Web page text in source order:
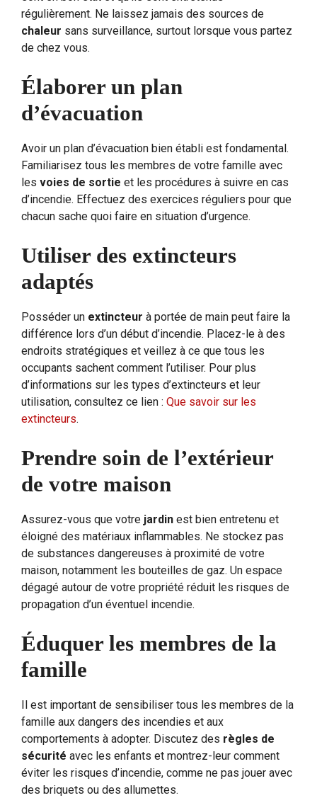
régulièrement. Ne laissez jamais des sources de
chaleur sans surveillance, surtout lorsque vous partez
de chez vous.
Élaborer un plan
d’évacuation
Avoir un plan d’évacuation bien établi est fondamental.
Familiarisez tous les membres de votre famille avec
les voies de sortie et les procédures à suivre en cas
d’incendie. Effectuez des exercices réguliers pour que
chacun sache quoi faire en situation d’urgence.
Utiliser des extincteurs
adaptés
Posséder un extincteur à portée de main peut faire la
différence lors d’un début d’incendie. Placez-le à des
endroits stratégiques et veillez à ce que tous les
occupants sachent comment l’utiliser. Pour plus
d’informations sur les types d’extincteurs et leur
utilisation, consultez ce lien : Que savoir sur les
extincteurs.
Prendre soin de l’extérieur
de votre maison
Assurez-vous que votre jardin est bien entretenu et
éloigné des matériaux inflammables. Ne stockez pas
de substances dangereuses à proximité de votre
maison, notamment les bouteilles de gaz. Un espace
dégagé autour de votre propriété réduit les risques de
propagation d’un éventuel incendie.
Éduquer les membres de la
famille
Il est important de sensibiliser tous les membres de la
famille aux dangers des incendies et aux
comportements à adopter. Discutez des règles de
sécurité avec les enfants et montrez-leur comment
éviter les risques d’incendie, comme ne pas jouer avec
des briquets ou des allumettes.